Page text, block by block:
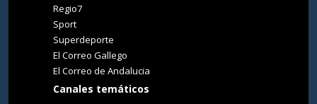
Regio7
Sport
Superdeporte
El Correo Gallego
El Correo de Andalucia
Canales temáticos